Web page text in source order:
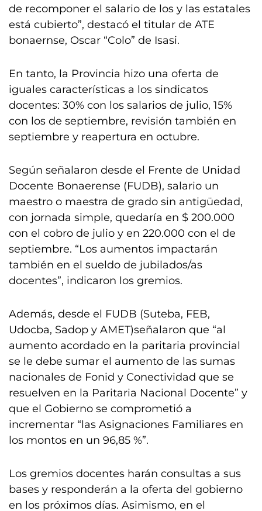
de recomponer el salario de los y las estatales
está cubierto”, destacó el titular de ATE
bonaernse, Oscar “Colo” de Isasi.
En tanto, la Provincia hizo una oferta de
iguales características a los sindicatos
docentes: 30% con los salarios de julio, 15%
con los de septiembre, revisión también en
septiembre y reapertura en octubre.
Según señalaron desde el Frente de Unidad
Docente Bonaerense (FUDB), salario un
maestro o maestra de grado sin antigüedad,
con jornada simple, quedaría en $ 200.000
con el cobro de julio y en 220.000 con el de
septiembre. “Los aumentos impactarán
también en el sueldo de jubilados/as
docentes”, indicaron los gremios.
Además, desde el FUDB (Suteba, FEB,
Udocba, Sadop y AMET)señalaron que “al
aumento acordado en la paritaria provincial
se le debe sumar el aumento de las sumas
nacionales de Fonid y Conectividad que se
resuelven en la Paritaria Nacional Docente” y
que el Gobierno se comprometió a
incrementar “las Asignaciones Familiares en
los montos en un 96,85 %”.
Los gremios docentes harán consultas a sus
bases y responderán a la oferta del gobierno
en los próximos días. Asimismo, en el